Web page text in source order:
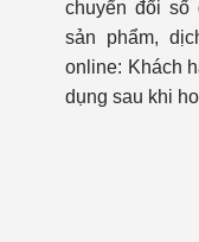
chuyển đổi số
sản phẩm,
online: Khách
dụng sau khi